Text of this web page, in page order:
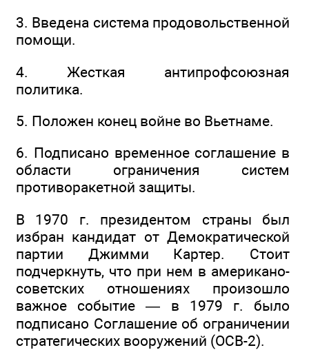
3. Введена система продовольственной
помощи.
4. Жесткая антипрофсоюзная
политика.
5. Положен конец войне во Вьетнаме.
6. Подписано временное соглашение в
области ограничения систем
противоракетной защиты.
В 1970 г. президентом страны был
избран кандидат от Демократической
партии Джимми Картер. Стоит
подчеркнуть, что при нем в американо-
советских отношениях произошло
важное событие — в 1979 г. было
подписано Соглашение об ограничении
стратегических вооружений (ОСВ-2).